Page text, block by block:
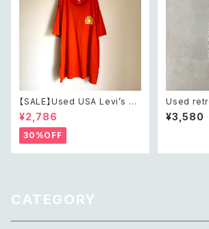
【SALE】Used USA Levi’s su
nrise design orange t shirt
レトロ アメリカ ユーズド 古着
リーバイス サンライズ デザイン
オレンジ Tシャツ XXL
¥2,786
30%OFF
Used
eads
ド アクセサ
¥3,580
CATEGORY